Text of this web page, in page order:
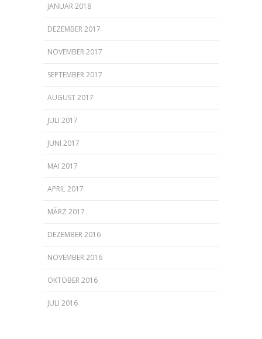
JANUAR 2018
DEZEMBER 2017
NOVEMBER 2017
SEPTEMBER 2017
AUGUST 2017
JULI 2017
JUNI 2017
MAI 2017
APRIL 2017
MÄRZ 2017
DEZEMBER 2016
NOVEMBER 2016
OKTOBER 2016
JULI 2016